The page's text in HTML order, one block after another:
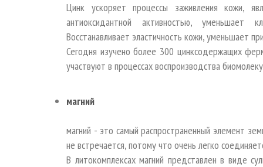
Цинк ускоряет процессы заживления кожи,
антиоксидантной активностью, уменьшает
Восстанавливает эластичность кожи, уменьшает
Сегодня изучено более 300 цинксодержащих
участвуют в процессах воспроизводства
магний
магний - это самый распространенный элемент
не встречается, потому что очень легко
В литокомплексах магний представлен в виде